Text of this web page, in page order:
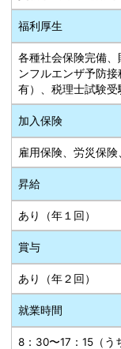
福利厚生
各種社会保険完備
ンフルエンザ予防
有）、税理士試験
加入保険
雇用保険、労災保
昇給
あり（年１回）
賞与
あり（年２回）
就業時間
8：30〜17：15（う